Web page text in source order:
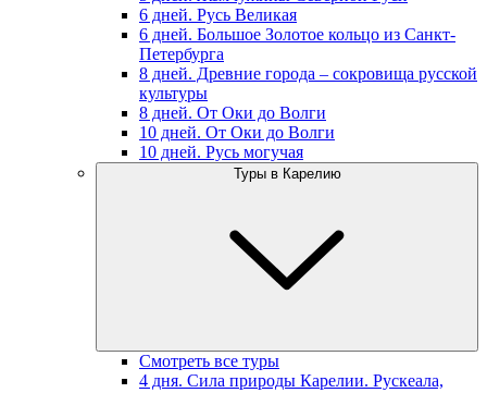
6 дней. Русь Великая
6 дней. Большое Золотое кольцо из Санкт-
Петербурга
8 дней. Древние города – сокровища русской
культуры
8 дней. От Оки до Волги
10 дней. От Оки до Волги
10 дней. Русь могучая
Туры в Карелию
Смотреть все туры
4 дня. Сила природы Карелии. Рускеала,